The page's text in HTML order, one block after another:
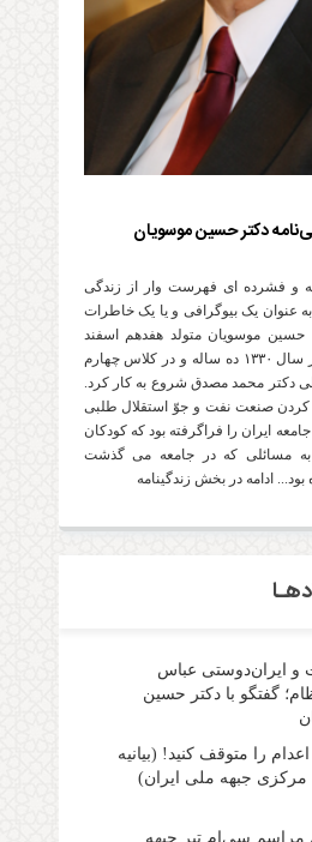
دکتر حسین موسویان
و فشرده ای فهرست وار از زندگی
عنوان یک بیوگرافی و یا یک خاطرات
موسویان متولد هفدهم اسفند
۱۳۲۰ در تهران هستم. در سال ۱۳۳۰ ده ساله و در کلاس چهارم
دکتر محمد مصدق شروع به کار کرد.
صنعت نفت و جوّ استقلال طلبی
ایران را فراگرفته بود که کودکان
مسائلی که در جامعه می گذشت
ادامه در بخش زندگینامه
ایران‌دوستی عباس
گفتگو با دکتر حسین
را متوقف کنید! (بیانیه
جبهه ملی ایران)
سی‌ام تیر جبهه